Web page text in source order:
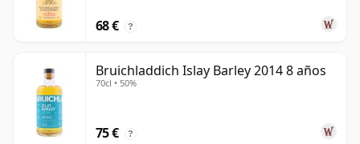
68 € ?
Bruichladdich Islay Barley 2014 8 años
70cl • 50%
75 € ?